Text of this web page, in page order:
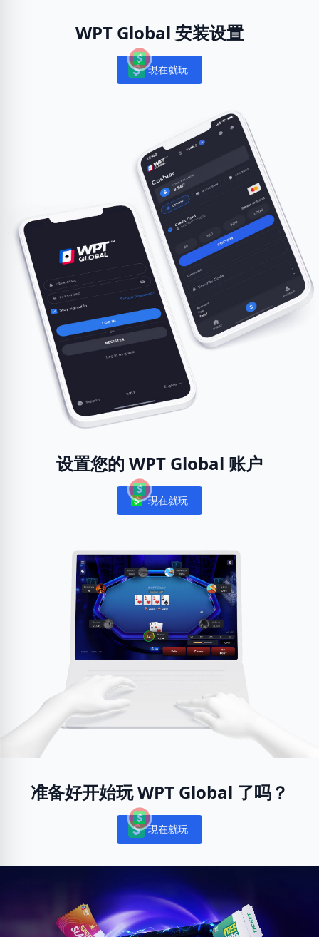
WPT Global 安装设置
Notifications
現在就玩
设置您的 WPT Global 账户
Notifications
現在就玩
准备好开始玩 WPT Global 了吗？
Notifications
現在就玩